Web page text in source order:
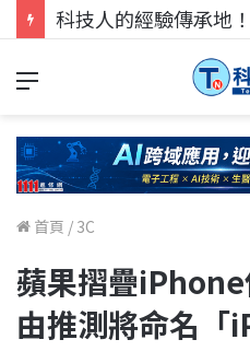
首頁 / 3C
蘋果摺疊
由推測將命名「